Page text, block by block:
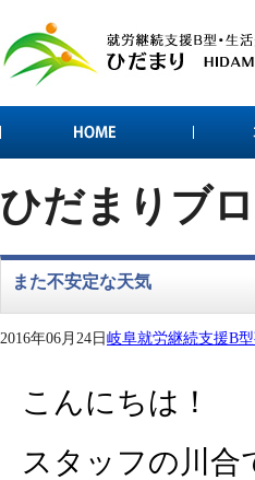
ひだまりブ
また不安定な天気
2016年06月24日岐阜就労継続支援B
こんにちは！
スタッフの川合